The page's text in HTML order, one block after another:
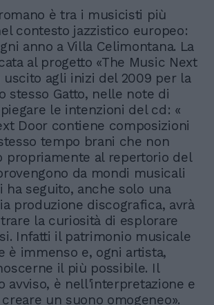
è tra i musicisti più
contesto jazzistico europeo:
anno a Villa Celimontana. La
al progetto «The Music Next
uscito agli inizi del 2009 per la
stesso Gatto, nelle note di
le intenzioni del cd: «
Door contiene composizioni
tempo brani che non
propriamente al repertorio del
da mondi musicali
ha seguito, anche solo una
produzione discografica, avrà
la curiosità di esplorare
Infatti il patrimonio musicale
è immenso e, ogni artista,
il più possibile. Il
avviso, è nell'interpretazione e
un suono omogeneo».